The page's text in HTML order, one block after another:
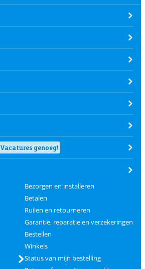
Vacatures genoeg!
Bezorgen en installeren
Betalen
Ruilen en retourneren
Garantie, reparatie en verzekeringen
Bestellen
Winkels
Status van mijn bestelling